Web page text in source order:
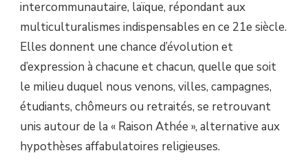
intercommunautaire, laïque, répondant aux
multiculturalismes indispensables en ce 21e siècle.
Elles donnent une chance d’évolution et
d’expression à chacune et chacun, quelle que soit
le milieu duquel nous venons, villes, campagnes,
étudiants, chômeurs ou retraités, se retrouvant
unis autour de la « Raison Athée », alternative aux
hypothèses affabulatoires religieuses.